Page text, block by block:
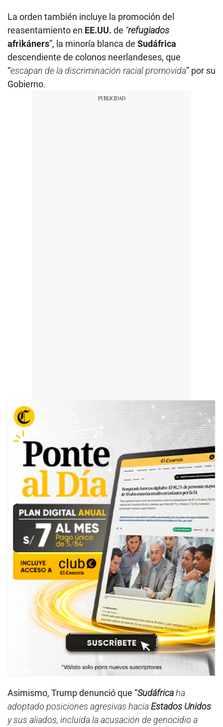
La orden también incluye la promoción del
reasentamiento en EE.UU. de “refugiados
afrikáners”, la minoría blanca de Sudáfrica
descendiente de colonos neerlandeses, que
“escapan de la discriminación racial promovida” por su
Gobierno.
Asimismo, Trump denunció que “Sudáfricaha
adoptado posiciones agresivas haciaEstados Unidos
y sus aliados, incluida la acusación de genocidio a